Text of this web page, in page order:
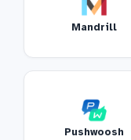
Mandrill
Pushwoosh